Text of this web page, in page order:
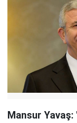
Mansur Yavaş: